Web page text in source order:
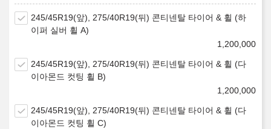
245/45R19(앞), 275/40R19(뒤) 콘티넨탈 타이어 & 휠 (하
이퍼 실버 휠 A)
1,200,000
245/45R19(앞), 275/40R19(뒤) 콘티넨탈 타이어 & 휠 (다
이아몬드 컷팅 휠 B)
1,200,000
245/45R19(앞), 275/40R19(뒤) 콘티넨탈 타이어 & 휠 (다
이아몬드 컷팅 휠 C)